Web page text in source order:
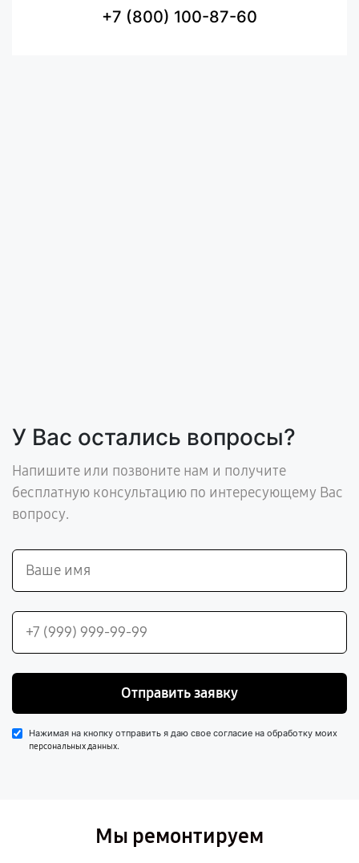
+7 (800) 100-87-60
У Вас остались вопросы?
Напишите или позвоните нам и получите
бесплатную консультацию по интересующему Вас
вопросу.
Отправить заявку
Нажимая на кнопку отправить я даю свое согласие на обработку моих
персональных данных.
Мы ремонтируем